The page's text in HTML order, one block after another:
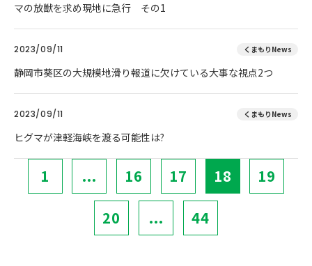
マの放獣を求め現地に急行 その1
2023/09/11 くまもりNews
静岡市葵区の大規模地滑り報道に欠けている大事な視点2つ
2023/09/11 くまもりNews
ヒグマが津軽海峡を渡る可能性は?
1 ... 16 17 18 19
20 ... 44